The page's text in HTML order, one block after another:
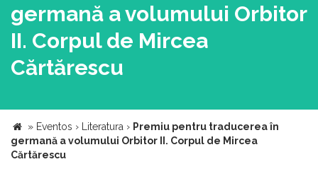
germană a volumului Orbitor
II. Corpul de Mircea
Cărtărescu
» Eventos › Literatura › Premiu pentru traducerea în
germană a volumului Orbitor II. Corpul de Mircea
Cărtărescu